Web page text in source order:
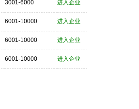
3001-6000 进入企业
6001-10000 进入企业
6001-10000 进入企业
6001-10000 进入企业